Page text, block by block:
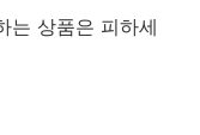
는 상품은 피하세